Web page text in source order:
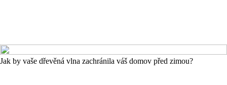
Jak by vaše dřevěná vlna zachránila váš domov před zimou?